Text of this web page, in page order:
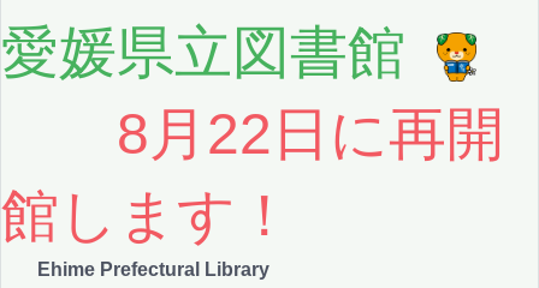
愛媛県立図書館
8月22日に再開
館します！
Ehime Prefectural Library